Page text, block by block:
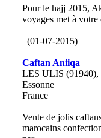
Pour le hajj 2015,
voyages met à votre
(01-07-2015)
Caftan Aniiqa
LES ULIS (91940),
Essonne
France
Vente de jolis
marocains